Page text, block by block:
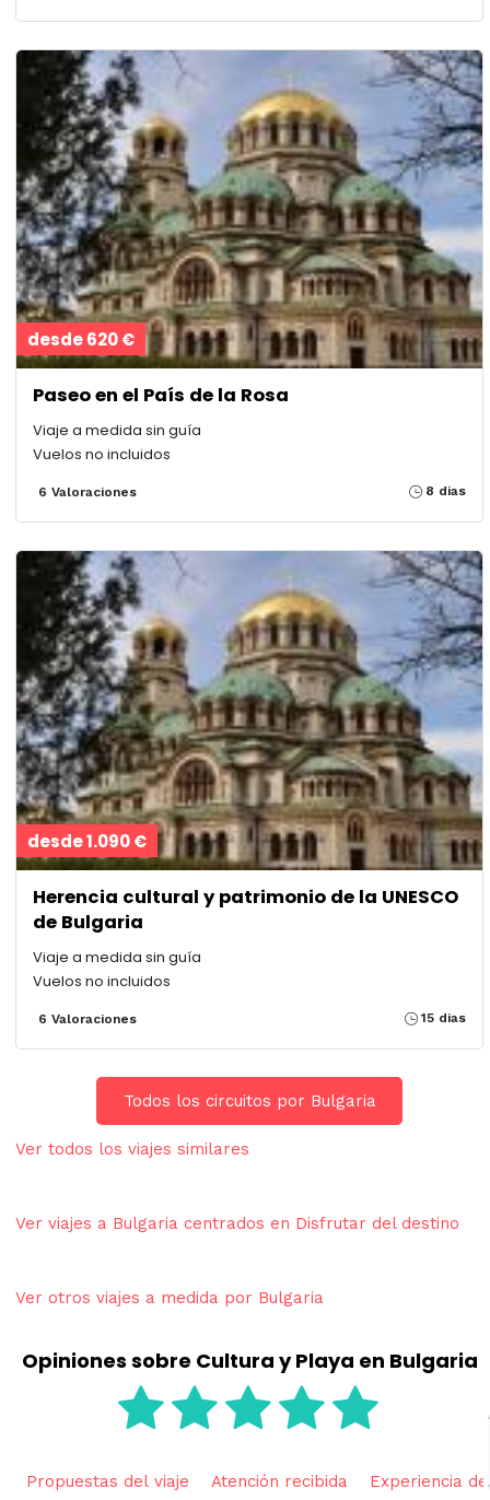
desde 620 €
Paseo en el País de la Rosa
Viaje a medida sin guía
Vuelos no incluidos
6 Valoraciones 8 dias
desde 1.090 €
Herencia cultural y patrimonio de la UNESCO
de Bulgaria
Viaje a medida sin guía
Vuelos no incluidos
6 Valoraciones 15 dias
Todos los circuitos por Bulgaria
Ver todos los viajes similares
Ver viajes a Bulgaria centrados en Disfrutar del destino
Ver otros viajes a medida por Bulgaria
Opiniones sobre Cultura y Playa en Bulgaria
Propuestas del viaje Atención recibida Experiencia